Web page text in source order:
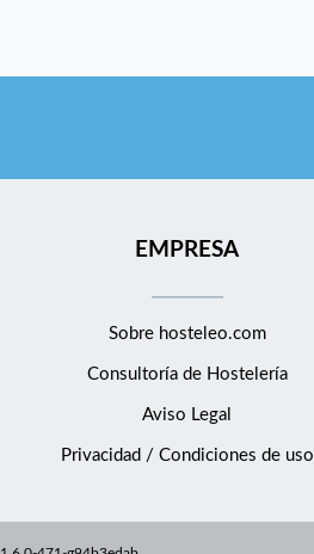
EMPRESA
Sobre hosteleo.com
Consultoría de Hostelería
Aviso Legal
Privacidad / Condiciones de uso